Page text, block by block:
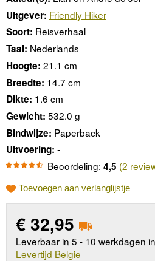
Uitgever: Friendly Hiker
Soort: Reisverhaal
Taal: Nederlands
Hoogte: 21.1 cm
Breedte: 14.7 cm
Dikte: 1.6 cm
Gewicht: 532.0 g
Bindwijze: Paperback
Uitvoering: -
Beoordeling: 4,5 (2
Toevoegen aan verlanglijstje
€ 32,95
Leverbaar in 5 - 10 werkdagen
Levertijd Belgie